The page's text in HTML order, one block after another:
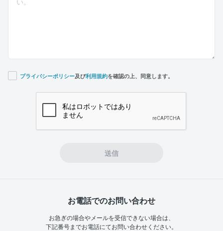
プライバシーポリシー及び利用規約を確認の上、同意します。
送信
お電話でのお問い合わせ
お急ぎの場合やメールを受信できない場合は、
下記番号までお電話にてお問い合わせください。